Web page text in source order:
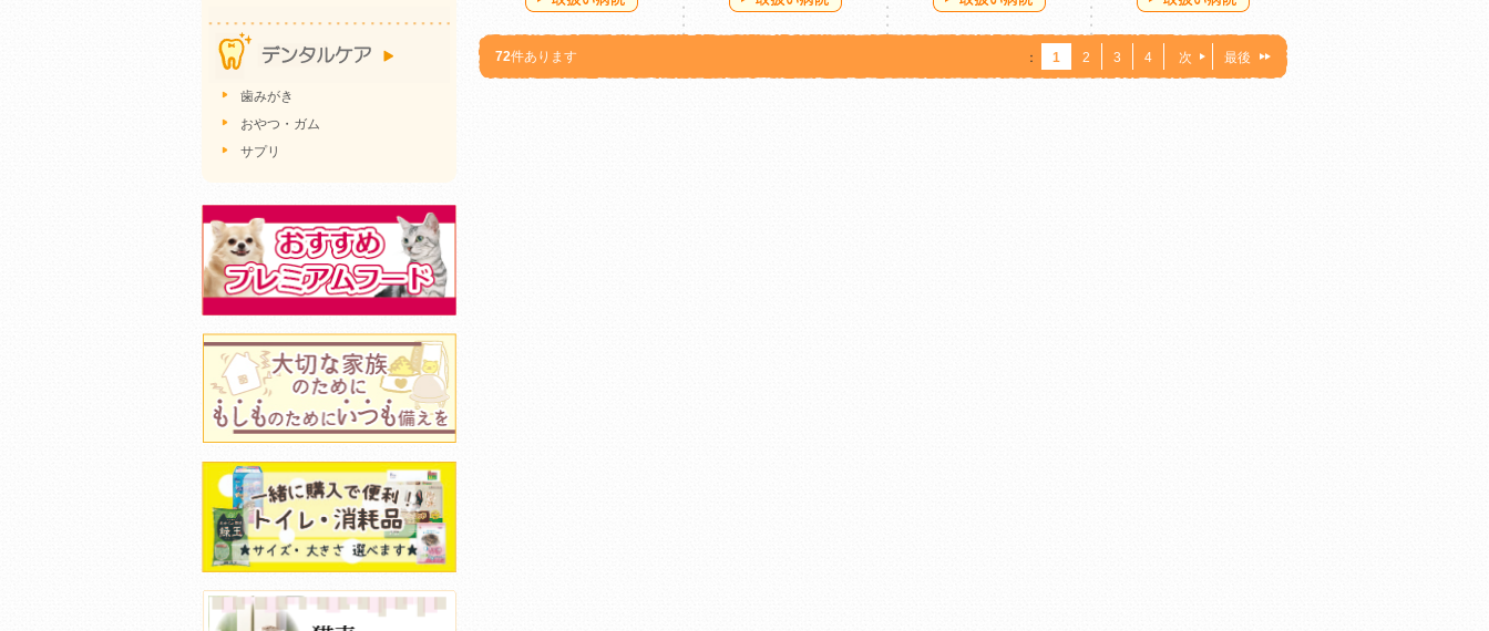
72件あります ： 1 2 3 4 次 最後
歯みがき
おやつ・ガム
サプリ